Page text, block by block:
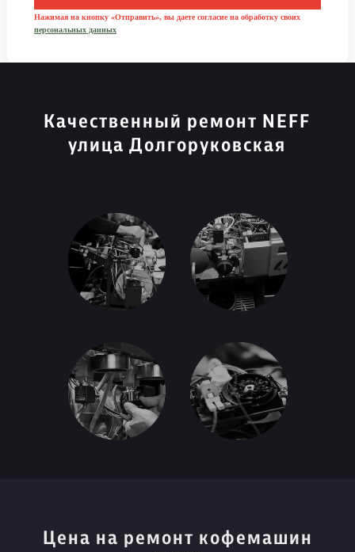
Нажимая на кнопку «Отправить», вы даете согласие на обработку своих
персональных данных
Качественный ремонт NEFF
улица Долгоруковская
Цена на ремонт кофемашин